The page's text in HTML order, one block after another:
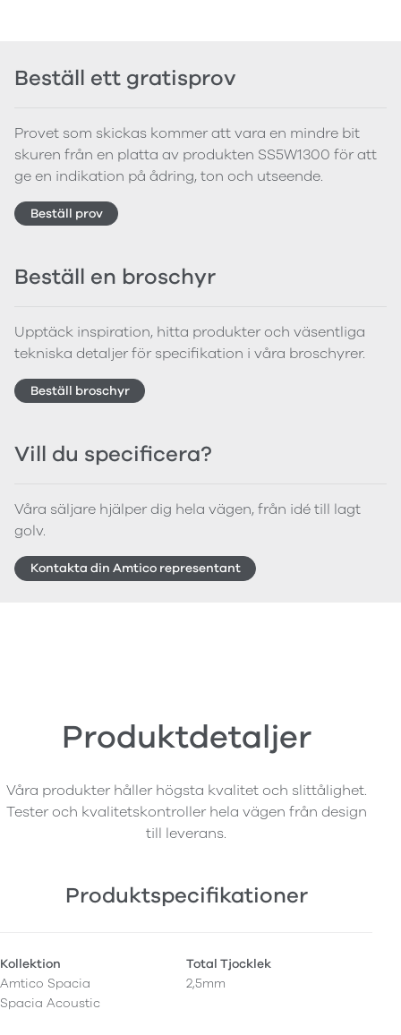
Beställ ett gratisprov
Provet som skickas kommer att vara en mindre bit
skuren från en platta av produkten SS5W1300 för att
ge en indikation på ådring, ton och utseende.
Beställ prov
Beställ en broschyr
Upptäck inspiration, hitta produkter och väsentliga
tekniska detaljer för specifikation i våra broschyrer.
Beställ broschyr
Vill du specificera?
Våra säljare hjälper dig hela vägen, från idé till lagt
golv.
Kontakta din Amtico representant
Produktdetaljer
Våra produkter håller högsta kvalitet och slittålighet.
Tester och kvalitetskontroller hela vägen från design
till leverans.
Produktspecifikationer
Kollektion
Amtico Spacia
Spacia Acoustic
Total Tjocklek
2,5mm